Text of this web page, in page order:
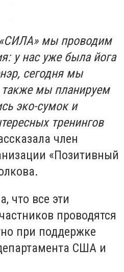
мы проводим
у нас уже была йога
сегодня мы
мы планируем
эко-сумок и
тренингов
член
«Позитивный
что все эти
проводятся
при поддержке
США и